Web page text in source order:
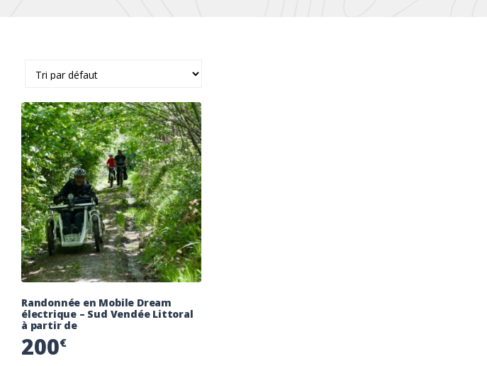
Randonnée en Mobile Dream
électrique – Sud Vendée Littoral
à partir de
200€